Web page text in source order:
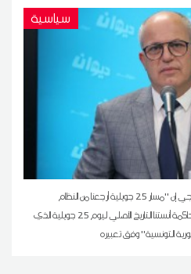
سياسية
قال أمين عام حزب التيار الديمقراطي نبيل حجي إن ''مسار 25 جويلية أرجعنا من النظام
الجمهوري إلى النظام الملكي و السلطة الحاكمة أنستنا التاريخ الأصلي ليوم 25 جويلية الذي
التونسية'' وفق تعبيره